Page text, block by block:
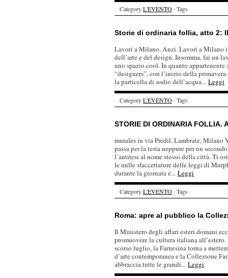
CategoryL'EVENTO · Tags
Storie di ordinaria follia, atto 2:
Lavori a Milano. Anzi. Lavori a Milano
dell’arte e del design. Insomma, fai un
uno spazio cool. In quanto appartenente
“designers”, con l’inizio della
la particella di sodio dell’acqua... Leggi
CategoryL'EVENTO · Tags
STORIE DI ORDINARIA
murales in via Predil, Lambrate,
passa per la testa neppure per un
l’antitesi al nome stesso della città. Ti
le mille sfaccettature delle leggi di
durante la giornata é... Leggi
CategoryL'EVENTO · Tags
Roma: apre al pubblico la
Il Ministero degli affari esteri domani
promuovere la cultura italiana
scorso luglio, la Farnesina torna a
d’arte contemporanea e la Collezione
abbraccia tutte le grandi... Leggi